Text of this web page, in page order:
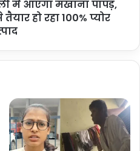
में आएगा मखाना पापड़,
हो रहा 100% प्योर